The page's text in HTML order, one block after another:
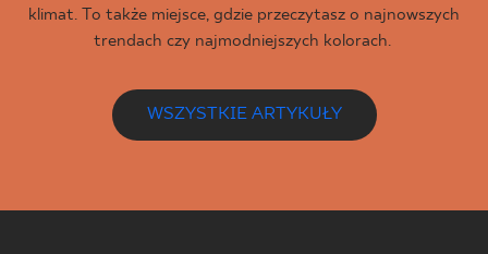
klimat. To także miejsce, gdzie przeczytasz o najnowszych
trendach czy najmodniejszych kolorach.
WSZYSTKIE ARTYKUŁY